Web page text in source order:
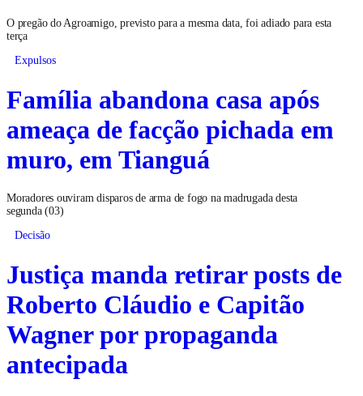
O pregão do Agroamigo, previsto para a mesma data, foi adiado para esta
terça
Expulsos
Família abandona casa após
ameaça de facção pichada em
muro, em Tianguá
Moradores ouviram disparos de arma de fogo na madrugada desta
segunda (03)
Decisão
Justiça manda retirar posts de
Roberto Cláudio e Capitão
Wagner por propaganda
antecipada